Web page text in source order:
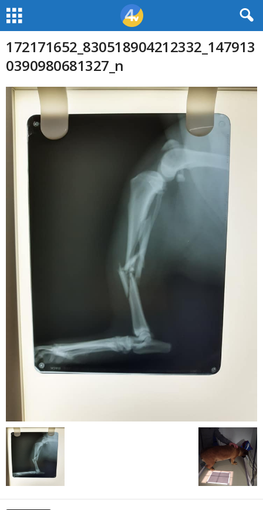
172171652_830518904212332_147913
0390980681327_n